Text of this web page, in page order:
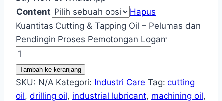
Content
Hapus
Kuantitas Cutting & Tapping Oil – Pelumas dan
Pendingin Proses Pemotongan Logam
Tambah ke keranjang
SKU: N/A Kategori: Industri Care Tag: cutting
oil, drilling oil, industrial lubricant, machining oil,